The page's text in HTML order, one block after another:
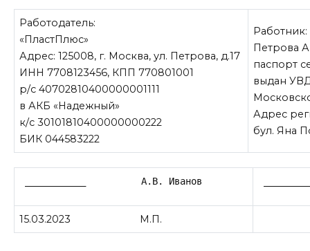
Работодатель:
«ПластПлюс»
Адрес: 125008, г. Москва, ул. Петрова, д.17
ИНН 7708123456, КПП 770801001
р/с 40702810400000001111
в АКБ «Надежный»
к/с 30101810400000000222
БИК 044583222
Работник:
Петрова
паспорт
выдан
Адрес
бул. Яна
___________          А.В. Иванов
15.03.2023 М.П.